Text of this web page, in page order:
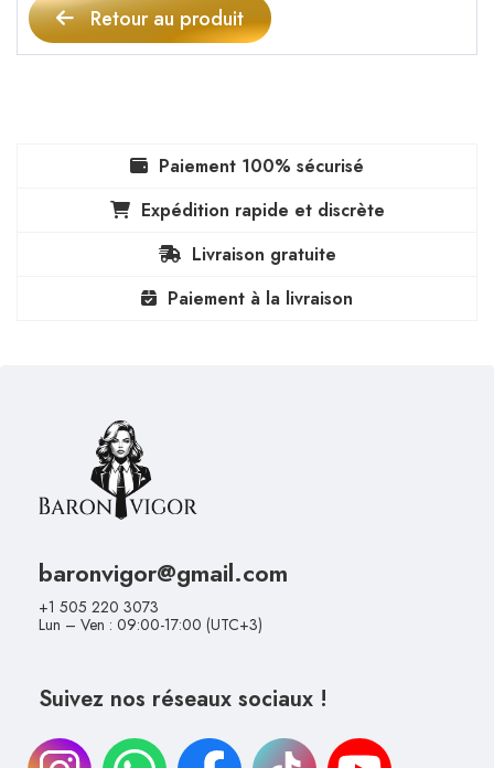
Retour au produit
Paiement 100% sécurisé
Expédition rapide et discrète
Livraison gratuite
Paiement à la livraison
baronvigor@gmail.com
+1 505 220 3073
Lun – Ven : 09:00-17:00 (UTC+3)
Suivez nos réseaux sociaux !